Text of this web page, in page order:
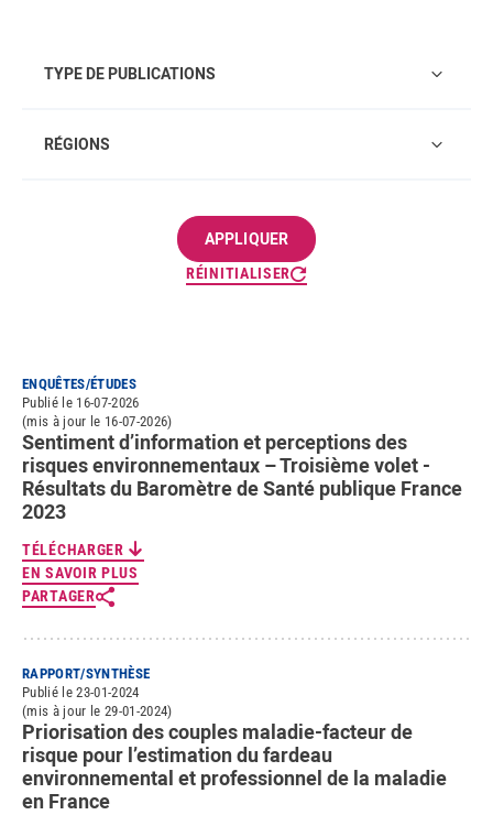
TYPE DE PUBLICATIONS
RÉGIONS
RÉINITIALISER
ENQUÊTES/ÉTUDES
Publié le 16-07-2026
(mis à jour le 16-07-2026)
Sentiment d’information et perceptions des
risques environnementaux – Troisième volet -
Résultats du Baromètre de Santé publique France
2023
TÉLÉCHARGER
EN SAVOIR PLUS
PARTAGER
RAPPORT/SYNTHÈSE
Publié le 23-01-2024
(mis à jour le 29-01-2024)
Priorisation des couples maladie-facteur de
risque pour l’estimation du fardeau
environnemental et professionnel de la maladie
en France